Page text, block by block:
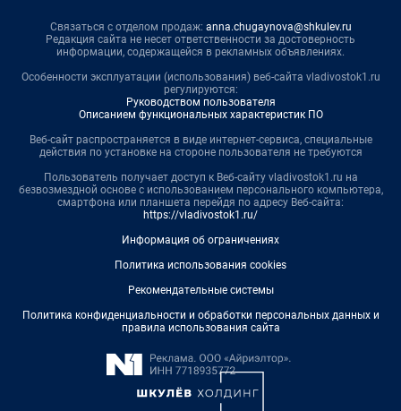
Связаться с отделом продаж: anna.chugaynova@shkulev.ru
Редакция сайта не несет ответственности за достоверность
информации, содержащейся в рекламных объявлениях.
Особенности эксплуатации (использования) веб-сайта vladivostok1.ru
регулируются:
Руководством пользователя
Описанием функциональных характеристик ПО
Веб-сайт распространяется в виде интернет-сервиса, специальные
действия по установке на стороне пользователя не требуются
Пользователь получает доступ к Веб-сайту vladivostok1.ru на
безвозмездной основе с использованием персонального компьютера,
смартфона или планшета перейдя по адресу Веб-сайта:
https://vladivostok1.ru/
Информация об ограничениях
Политика использования cookies
Рекомендательные системы
Политика конфиденциальности и обработки персональных данных и
правила использования сайта